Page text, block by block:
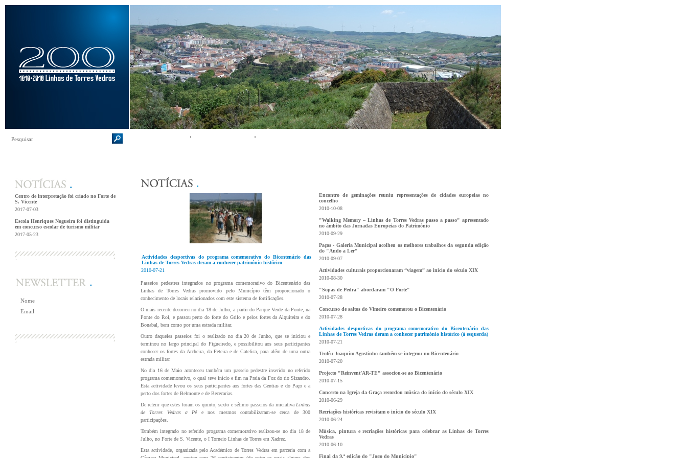
Centro de interpretação foi criado no Forte de
S. Vicente
2017-07-03
Escola Henriques Nogueira foi distinguida
em concurso escolar de turismo militar
2017-05-23
Actividades desportivas do programa comemorativo do Bicentenário das
Linhas de Torres Vedras deram a conhecer património histórico
2010-07-21
Passeios pedestres integrados no programa comemorativo do Bicentenário das
Linhas de Torres Vedras promovido pelo Município têm proporcionado o
conhecimento de locais relacionados com este sistema de fortificações.
O mais recente decorreu no dia 18 de Julho, a partir do Parque Verde da Ponte, na
Ponte do Rol, e passou perto do forte do Grilo e pelos fortes da Alquiteira e do
Bonabal, bem como por uma estrada militar.
Outro daqueles passeios foi o realizado no dia 20 de Junho, que se iniciou e
terminou no largo principal do Figueiredo, e possibilitou aos seus participantes
conhecer os fortes da Archeira, da Feteira e de Catefica, para além de uma outra
estrada militar.
No dia 16 de Maio aconteceu também um passeio pedestre inserido no referido
programa comemorativo, o qual teve início e fim na Praia da Foz do rio Sizandro.
Esta actividade levou os seus participantes aos fortes das Gentias e do Paço e a
perto dos fortes de Belmonte e de Bececarias.
De referir que estes foram os quinto, sexto e sétimo passeios da iniciativa Linhas
de Torres Vedras a Pé e nos mesmos contabilizaram-se cerca de 300
participações.
Também integrado no referido programa comemorativo realizou-se no dia 18 de
Julho, no Forte de S. Vicente, o I Torneio Linhas de Torres em Xadrez.
Esta actividade, organizada pelo Académico de Torres Vedras em parceria com a
Encontro de geminações reuniu representações de cidades europeias no
concelho
2010-10-08
"Walking Memory – Linhas de Torres Vedras passo a passo" apresentado
no âmbito das Jornadas Europeias do Património
2010-09-29
Paços - Galeria Municipal acolheu os melhores trabalhos da segunda edição
do "Ando a Ler"
2010-09-07
Actividades culturais proporcionaram “viagem” ao início do século XIX
2010-08-30
"Sopas de Pedra" abordaram "O Forte"
2010-07-28
Concurso de saltos do Vimeiro comemorou o Bicentenário
2010-07-28
Actividades desportivas do programa comemorativo do Bicentenário das
Linhas de Torres Vedras deram a conhecer património histórico (à esquerda)
2010-07-21
Troféu Joaquim Agostinho também se integrou no Bicentenário
2010-07-20
Projecto "Reinvent’AR-TE" associou-se ao Bicentenário
2010-07-15
Concerto na Igreja da Graça recordou música do início do século XIX
2010-06-29
Recriações históricas revisitam o início do século XIX
2010-06-24
Música, pintura e recriações históricas para celebrar as Linhas de Torres
Vedras
2010-06-10
Final da 9.ª edição do "Jogo do Município"